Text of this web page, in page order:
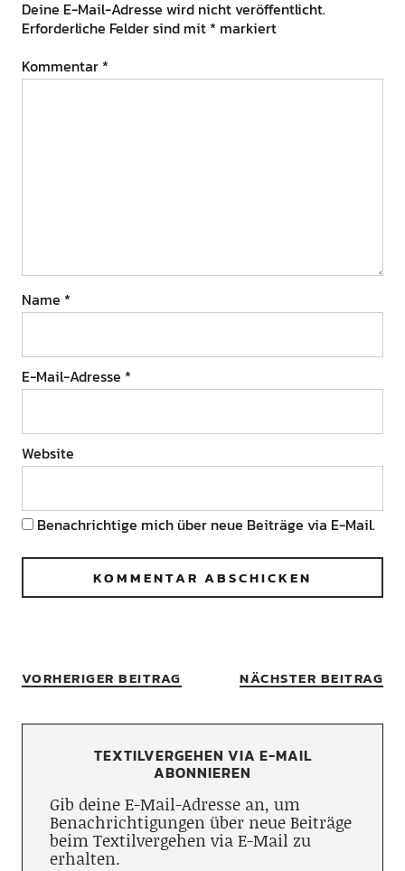
Deine E-Mail-Adresse wird nicht veröffentlicht.
Erforderliche Felder sind mit * markiert
Kommentar *
Name *
E-Mail-Adresse *
Website
Benachrichtige mich über neue Beiträge via E-Mail.
VORHERIGER BEITRAG NÄCHSTER BEITRAG
TEXTILVERGEHEN VIA E-MAIL
ABONNIEREN
Gib deine E-Mail-Adresse an, um
Benachrichtigungen über neue Beiträge
beim Textilvergehen via E-Mail zu
erhalten.